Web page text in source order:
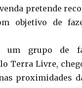
pretende
objetivo de
um grupo de
Terra Livre,
proximidades